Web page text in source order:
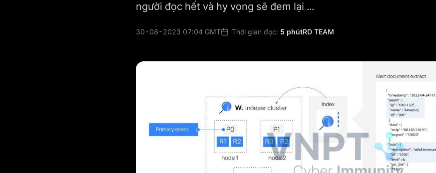
người đọc hết và hy vọng sẽ đem lại ...
30-08-2023 07:04 GMT Thời gian đọc: 5 phútRD TEAM